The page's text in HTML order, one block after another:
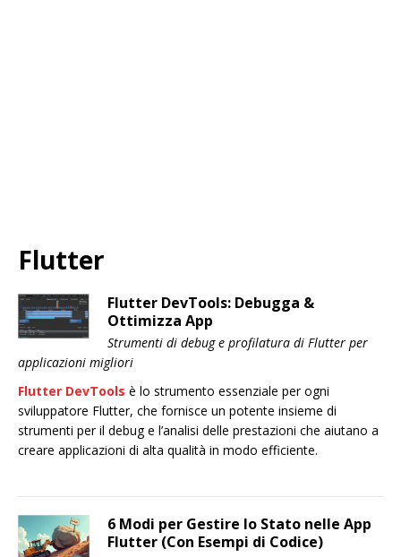
Flutter
Flutter DevTools: Debugga &
Ottimizza App
Strumenti di debug e profilatura di Flutter per
applicazioni migliori
Flutter DevTools è lo strumento essenziale per ogni
sviluppatore Flutter, che fornisce un potente insieme di
strumenti per il debug e l’analisi delle prestazioni che aiutano a
creare applicazioni di alta qualità in modo efficiente.
6 Modi per Gestire lo Stato nelle App
Flutter (Con Esempi di Codice)